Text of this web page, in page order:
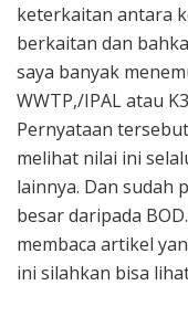
keterkaitan antara
berkaitan dan
saya banyak
WWTP,/IPAL atau
Pernyataan
melihat nilai ini
lainnya. Dan sudah
besar daripada
membaca artikel
ini silahkan bisa